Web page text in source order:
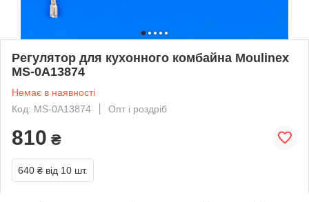
Регулятор для кухонного комбайна Moulinex
MS-0A13874
Немає в наявності
Код: MS-0A13874
Опт і роздріб
810 ₴
640 ₴ від 10 шт.